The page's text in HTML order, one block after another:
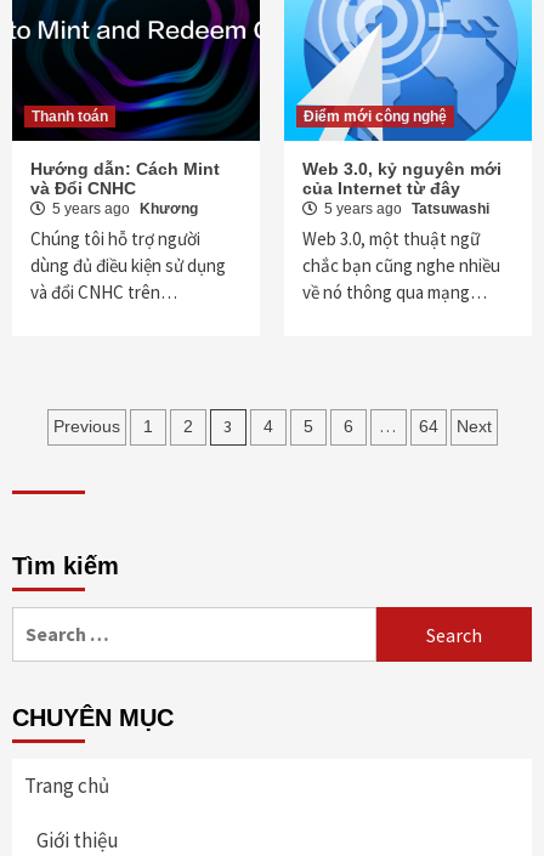
Thanh toán
Hướng dẫn: Cách Mint
và Đổi CNHC
5 years ago Khương
Chúng tôi hỗ trợ người
dùng đủ điều kiện sử dụng
và đổi CNHC trên…
Điểm mới công nghệ
Web 3.0, kỷ nguyên mới
của Internet từ đây
5 years ago Tatsuwashi
Web 3.0, một thuật ngữ
chắc bạn cũng nghe nhiều
về nó thông qua mạng…
Posts
Previous 1 2 3 4 5 6 … 64 Next
Tìm kiếm
CHUYÊN MỤC
Trang chủ
Giới thiệu